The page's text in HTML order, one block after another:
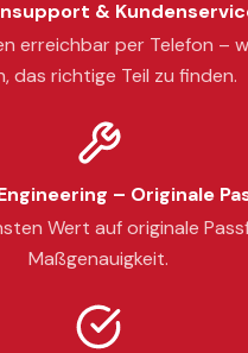
&
erreichbar per Telefon –
das richtige Teil zu finden.
– Originale
Wert auf originale
Maßgenauigkeit.